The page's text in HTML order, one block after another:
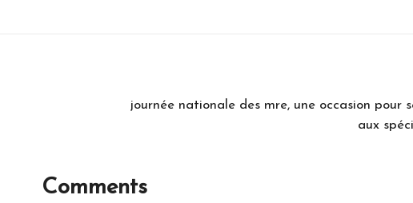
journée nationale des mre, une occasion pour
aux
Comments